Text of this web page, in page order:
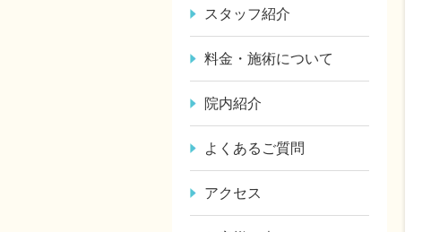
スタッフ紹介
料金・施術について
院内紹介
よくあるご質問
アクセス